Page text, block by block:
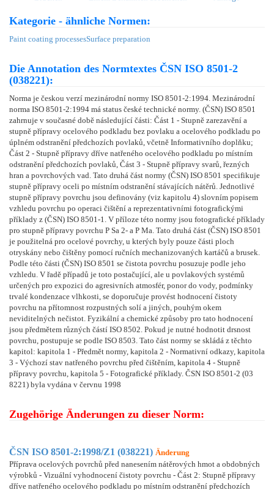
Kategorie - ähnliche Normen:
Paint coating processesSurface preparation
Die Annotation des Normtextes ČSN ISO 8501-2
(038221):
Norma je českou verzí mezinárodní normy ISO 8501-2:1994. Mezinárodní
norma ISO 8501-2:1994 má status české technické normy. (ČSN) ISO 8501
zahrnuje v současné době následující části: Část 1 - Stupně zarezavění a
stupně přípravy ocelového podkladu bez povlaku a ocelového podkladu po
úplném odstranění předchozích povlaků, včetně Informativního doplňku;
Část 2 - Stupně přípravy dříve natřeného ocelového podkladu po místním
odstranění předchozích povlaků, Část 3 - Stupně přípravy svarů, řezných
hran a povrchových vad. Tato druhá část normy (ČSN) ISO 8501 specifikuje
stupně přípravy oceli po místním odstranění stávajících nátěrů. Jednotlivé
stupně přípravy povrchu jsou definovány (viz kapitolu 4) slovním popisem
vzhledu povrchu po operaci čištění a reprezentativními fotografickými
příklady z (ČSN) ISO 8501-1. V příloze této normy jsou fotografické příklady
pro stupně přípravy povrchu P Sa 2- a P Ma. Tato druhá část (ČSN) ISO 8501
je použitelná pro ocelové povrchy, u kterých byly pouze části ploch
otryskány nebo čištěny pomocí ručních mechanizovaných kartáčů a brusek.
Podle této části (ČSN) ISO 8501 se čistota povrchu posuzuje podle jeho
vzhledu. V řadě případů je toto postačující, ale u povlakových systémů
určených pro expozici do agresivních atmosfér, ponor do vody, podmínky
trvalé kondenzace vlhkosti, se doporučuje provést hodnocení čistoty
povrchu na přítomnost rozpustných solí a jiných, pouhým okem
neviditelných nečistot. Fyzikální a chemické způsoby pro tato hodnocení
jsou předmětem různých částí ISO 8502. Pokud je nutné hodnotit drsnost
povrchu, postupuje se podle ISO 8503. Tato část normy se skládá z těchto
kapitol: kapitola 1 - Předmět normy, kapitola 2 - Normativní odkazy, kapitola
3 - Výchozí stav natřeného povrchu před čištěním, kapitola 4 - Stupně
přípravy povrchu, kapitola 5 - Fotografické příklady. ČSN ISO 8501-2 (03
8221) byla vydána v červnu 1998
Zugehörige Änderungen zu dieser Norm:
ČSN ISO 8501-2:1998/Z1 (038221) Änderung
Příprava ocelových povrchů před nanesením nátěrových hmot a obdobných
výrobků - Vizuální vyhodnocení čistoty povrchu - Část 2: Stupně přípravy
dříve natřeného ocelového podkladu po místním odstranění předchozích